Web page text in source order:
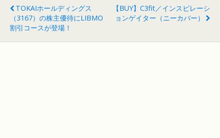
TOKAIホールディングス
（3167）の株主優待にLIBMO
割引コースが登場！
【BUY】C3fit／インスピレーシ
ョンゲイター（ニーカバー）